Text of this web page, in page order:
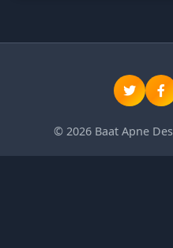
© 2026 Baat Apne